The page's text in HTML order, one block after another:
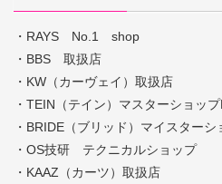
・RAYS No.1 shop
・BBS 取扱店
・KW（カーヴェイ）取扱店
・TEIN（テイン）マスターショッ
・BRIDE（ブリッド）マイスターシ
・OS技研 テクニカルショップ
・KAAZ（カーツ）取扱店